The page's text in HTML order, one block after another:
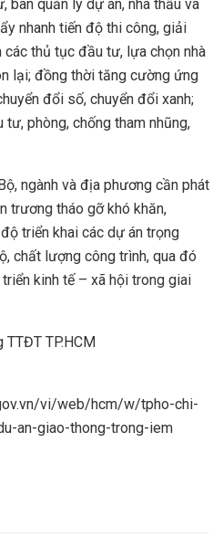
ban quản lý dự án, nhà thầu và
nhanh tiến độ thi công, giải
các thủ tục đầu tư, lựa chọn nhà
lại; đồng thời tăng cường ứng
đổi số, chuyển đổi xanh;
phòng, chống tham nhũng,
ngành và địa phương cần phát
trương tháo gỡ khó khăn,
triển khai các dự án trọng
chất lượng công trình, qua đó
kinh tế – xã hội trong giai
TTĐT TP.HCM
vi/web/hcm/w/tpho-chi-
an-giao-thong-trong-iem